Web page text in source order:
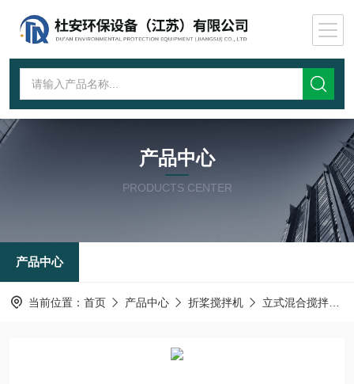
产品中心
PRODUCTS CENTER
产品中心
当前位置： 首页 产品中心 折桨搅拌机 立式混合搅拌机